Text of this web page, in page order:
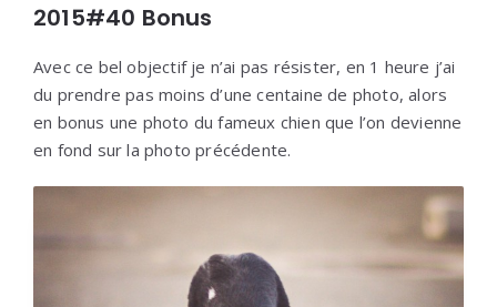
2015#40 Bonus
Avec ce bel objectif je n’ai pas résister, en 1 heure j’ai
du prendre pas moins d’une centaine de photo, alors
en bonus une photo du fameux chien que l’on devienne
en fond sur la photo précédente.